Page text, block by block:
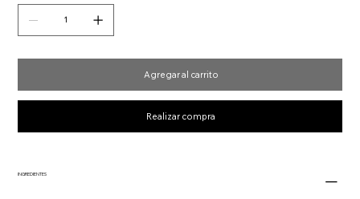
Agregar al carrito
Realizar compra
INGREDIENTES